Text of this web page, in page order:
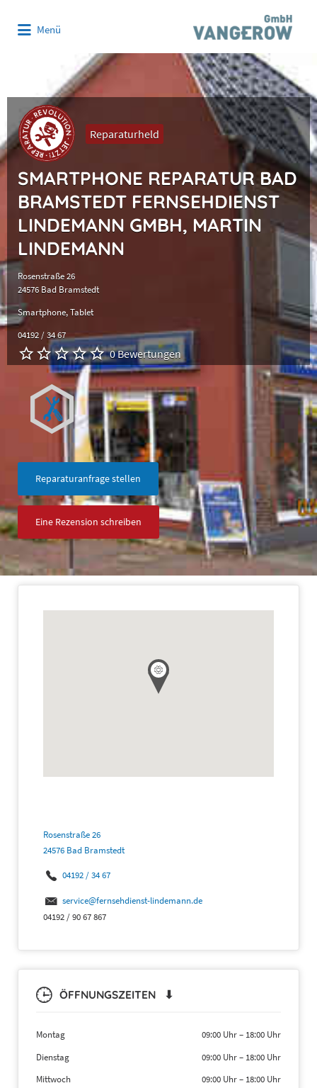
Menü
Reparaturheld
SMARTPHONE REPARATUR BAD
BRAMSTEDT FERNSEHDIENST
LINDEMANN GMBH, MARTIN
LINDEMANN
Rosenstraße 26
24576 Bad Bramstedt
Smartphone Tablet
04192 / 34 67
0 Bewertungen
Reparaturanfrage stellen
Eine Rezension schreiben
Rosenstraße 26
24576 Bad Bramstedt
04192 / 34 67
service@fernsehdienst-lindemann.de
04192 / 90 67 867
ÖFFNUNGSZEITEN ⬇
Montag 09:00 Uhr– 18:00 Uhr
Dienstag
09:00 Uhr– 18:00 Uhr
Mittwoch
09:00 Uhr– 18:00 Uhr